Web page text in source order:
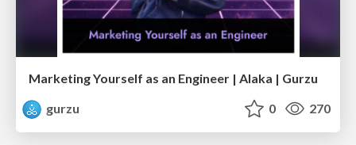
Marketing Yourself as an Engineer | Alaka | Gurzu
gurzu
0 270